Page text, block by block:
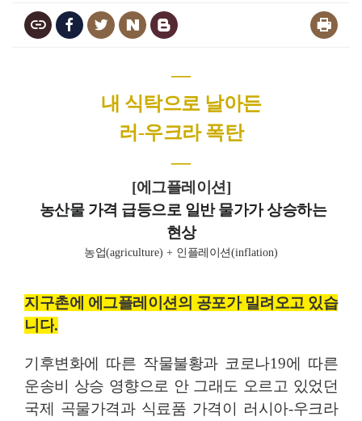
―
내 식탁으로 날아든
러-우크라 폭탄
―
[에그플레이션]
농산물 가격 급등으로 일반 물가가 상승하는
현상
농업(agriculture) + 인플레이션(inflation)
지구촌에 에그플레이션의 공포가 밀려오고 있습
니다.
기후변화에 따른 작물불황과 코로나19에 따른
운송비 상승 영향으로 안 그래도 오르고 있었던
국제 곡물가격과 식료품 가격이 러시아-우크라